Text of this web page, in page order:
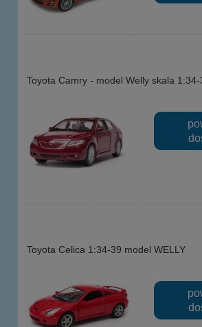
Toyota Camry - model Welly skala 1:34-
Toyota Celica 1:34-39 model WELLY